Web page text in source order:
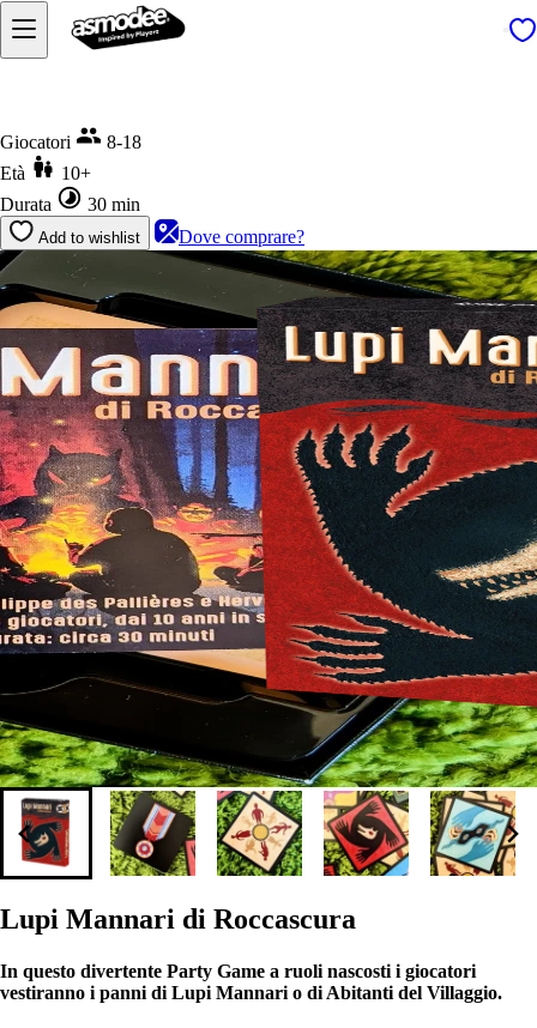
Giocatori
8-18
Età
10+
Durata
30 min
Add to wishlist Dove comprare?
Lupi Mannari di Roccascura
In questo divertente Party Game a ruoli nascosti i giocatori
vestiranno i panni di Lupi Mannari o di Abitanti del Villaggio.